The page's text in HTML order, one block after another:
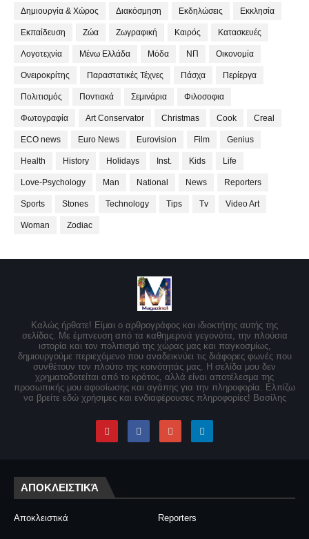
Δημιουργία & Χώρος Διακόσμηση Εκδηλώσεις Εκκλησία
Εκπαίδευση Ζώα Ζωγραφική Καιρός Κατασκευές
Λογοτεχνία Μένω Ελλάδα Μόδα ΝΠ Οικονομία
Ονειροκρίτης Παραστατικές Τέχνες Πάσχα Περίεργα
Πολιτισμός Ποντιακά Σεμινάρια Φιλοσοφια
Φωτογραφία Art Conservator Christmas Cook Creal
ECO news Euro News Eurovision Film Genius
Health History Holidays Inst. Kids Life
Love-Psychology Man National News Reporters
Sports Stones Technology Tips Tv Video Art
Woman Zodiac
Καλώς ήρθατε! Είμαι ο αρθρογράφος και ιδιοκτήτης αυτής της
σελίδας. Με έμπνευση από τα καθημερινά γεγονότα, την πλούσια
ιστορία και τον πολιτισμό της χώρας μας και παγκοσμίως,
δημιουργούμε περιεχόμενο που αναδεικνύει τις διάφορες φωνές που
συνθέτουν τον πλούτο της κοινότητάς μας. Η σελίδα μου δεν
χρηματοδοτείται από το κράτος, αλλά είναι αποτέλεσμα της
προσωπικής μου αφοσίωσης και αγάπης για την πληροφορία. Ελπίζω
να βρείτε εδώ χρήσιμες και ενδιαφέρουσες πληροφορίες! Βασίλης
ΑΠΟΚΛΕΙΣΤΙΚΆ
Αποκλειστικά Reporters